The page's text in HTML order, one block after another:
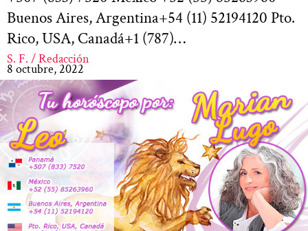
Buenos Aires, Argentina+54 (11) 52194120 Pto.
Rico, USA, Canadá+1 (787)…
S. F. / Redacción
8 octubre, 2022